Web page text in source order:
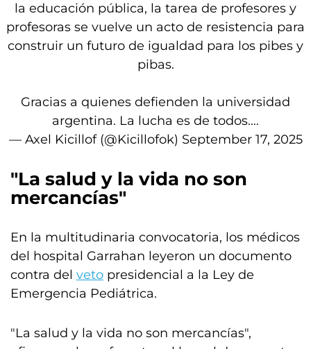
la educación pública, la tarea de profesores y
profesoras se vuelve un acto de resistencia para
construir un futuro de igualdad para los pibes y
pibas.
Gracias a quienes defienden la universidad
argentina. La lucha es de todos.…
— Axel Kicillof (@Kicillofok) September 17, 2025
"La salud y la vida no son
mercancías"
En la multitudinaria convocatoria, los médicos
del hospital Garrahan leyeron un documento
contra del veto presidencial a la Ley de
Emergencia Pediátrica.
"La salud y la vida no son mercancías",